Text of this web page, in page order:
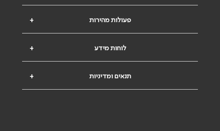
+ פעולות מהירות
+ לוחות מידע
+ תנאים ומדיניות